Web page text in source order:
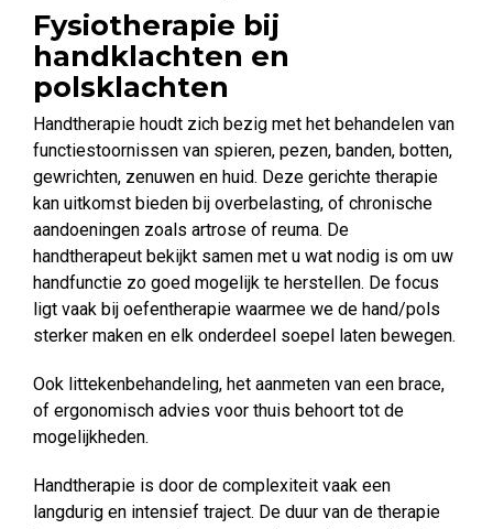
Fysiotherapie bij
handklachten en
polsklachten
Handtherapie houdt zich bezig met het behandelen van
functiestoornissen van spieren, pezen, banden, botten,
gewrichten, zenuwen en huid. Deze gerichte therapie
kan uitkomst bieden bij overbelasting, of chronische
aandoeningen zoals artrose of reuma. De
handtherapeut bekijkt samen met u wat nodig is om uw
handfunctie zo goed mogelijk te herstellen. De focus
ligt vaak bij oefentherapie waarmee we de hand/pols
sterker maken en elk onderdeel soepel laten bewegen.
Ook littekenbehandeling, het aanmeten van een brace,
of ergonomisch advies voor thuis behoort tot de
mogelijkheden.
Handtherapie is door de complexiteit vaak een
langdurig en intensief traject. De duur van de therapie